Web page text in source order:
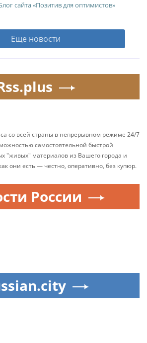
сайта «Позитив для оптимистов»
Еще новости
со всей страны в непрерывном режиме 24/7
самостоятельной быстрой
"живых" материалов из Вашего города и
они есть — честно, оперативно, без купюр.
России